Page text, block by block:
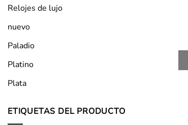
Relojes de lujo
nuevo
Paladio
Platino
Plata
ETIQUETAS DEL PRODUCTO